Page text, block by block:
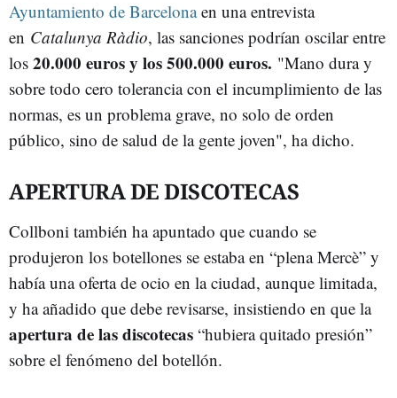
Ayuntamiento de Barcelonaen una entrevista
en Catalunya Ràdio, las sanciones podrían oscilar entre
los 20.000 euros y los 500.000 euros. "Mano dura y
sobre todo cero tolerancia con el incumplimiento de las
normas, es un problema grave, no solo de orden
público, sino de salud de la gente joven", ha dicho.
APERTURA DE DISCOTECAS
Collboni también ha apuntado que cuando se
produjeron los botellones se estaba en “plena Mercè” y
había una oferta de ocio en la ciudad, aunque limitada,
y ha añadido que debe revisarse, insistiendo en que la
apertura de las discotecas “hubiera quitado presión”
sobre el fenómeno del botellón.